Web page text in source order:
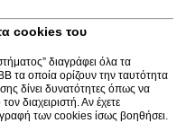
cookies του
διαγράφει όλα τα
τα οποία ορίζουν την ταυτότητα
δίνει δυνατότητες όπως να
διαχειριστή. Αν έχετε
των cookies ίσως βοηθήσει.